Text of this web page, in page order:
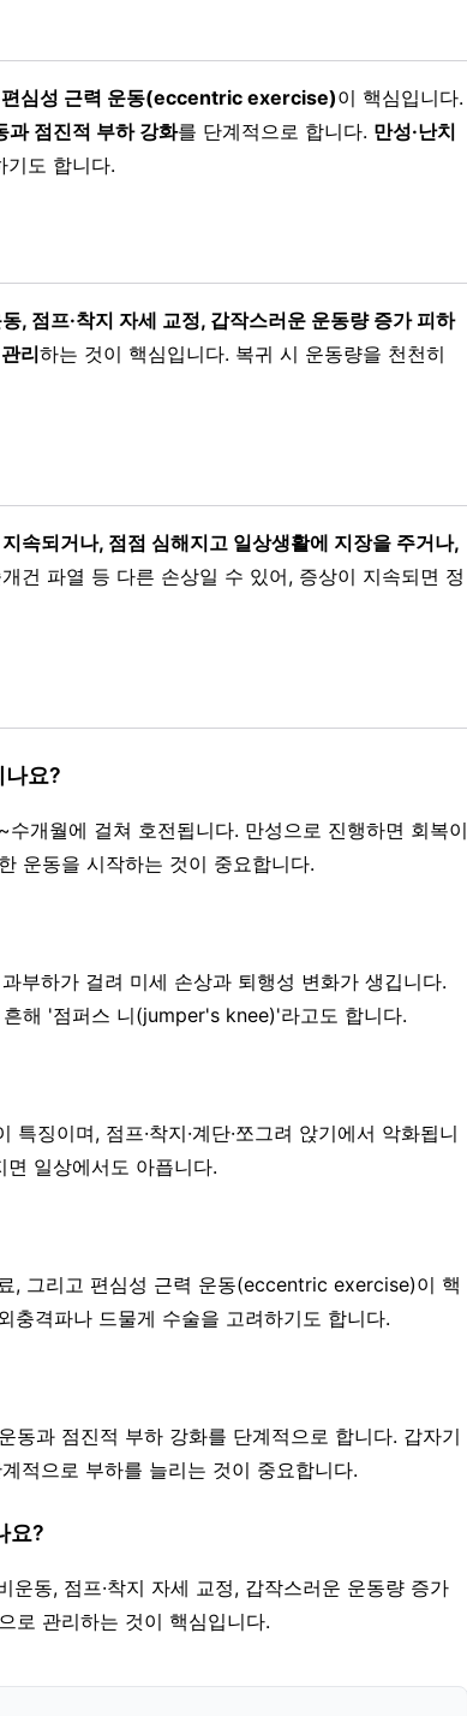
편심성 근력 운동(eccentric exercise)이 핵심입니다.
과 점진적 부하 강화를 단계적으로 합니다. 만성·난치
기도 합니다.
, 점프·착지 자세 교정, 갑작스러운 운동량 증가 피하
리하는 것이 핵심입니다. 복귀 시 운동량을 천천히
속되거나, 점점 심해지고 일상생활에 지장을 주거나,
건 파열 등 다른 손상일 수 있어, 증상이 지속되면 정
나요?
개월에 걸쳐 호전됩니다. 만성으로 진행하면 회복이
운동을 시작하는 것이 중요합니다.
부하가 걸려 미세 손상과 퇴행성 변화가 생깁니다.
해 '점퍼스 니(jumper's knee)'라고도 합니다.
징이며, 점프·착지·계단·쪼그려 앉기에서 악화됩니
일상에서도 아픕니다.
, 그리고 편심성 근력 운동(eccentric exercise)이 핵
충격파나 드물게 수술을 고려하기도 합니다.
동과 점진적 부하 강화를 단계적으로 합니다. 갑자기
적으로 부하를 늘리는 것이 중요합니다.
요?
동, 점프·착지 자세 교정, 갑작스러운 운동량 증가
로 관리하는 것이 핵심입니다.